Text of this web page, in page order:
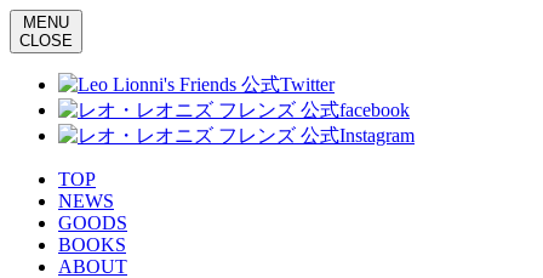
MENU
CLOSE
TOP
NEWS
GOODS
BOOKS
ABOUT